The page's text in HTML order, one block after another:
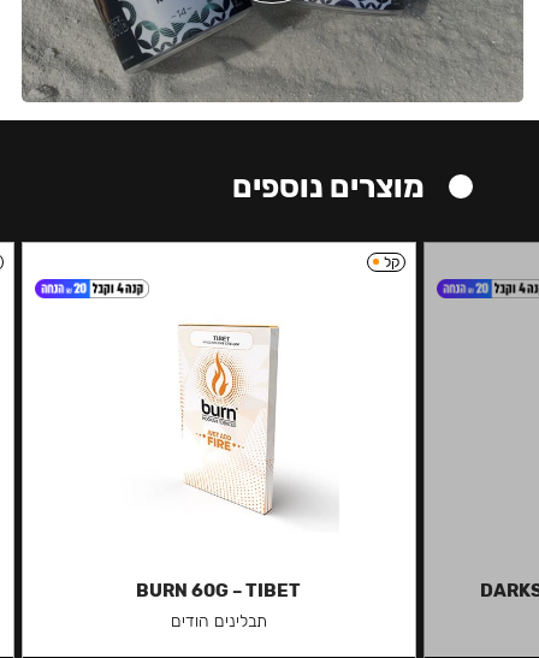
מוצרים נוספים
קל
BURN 60G – TIBET
תבלינים הודים